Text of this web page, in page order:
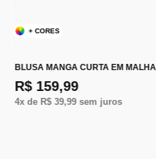
+ CORES
BLUSA MANGA CURTA EM
R$ 159,99
4x de R$ 39,99sem juros